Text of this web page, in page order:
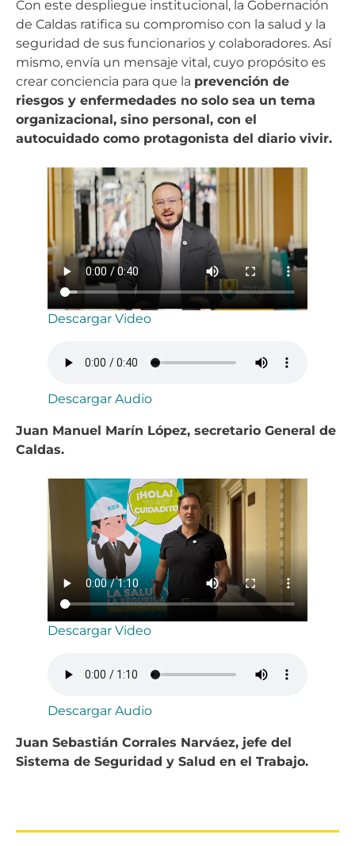
Con este despliegue institucional, la Gobernación
de Caldas ratifica su compromiso con la salud y la
seguridad de sus funcionarios y colaboradores. Así
mismo, envía un mensaje vital, cuyo propósito es
crear conciencia para que la prevención de
riesgos y enfermedades no solo sea un tema
organizacional, sino personal, con el
autocuidado como protagonista del diario vivir.
Descargar Video
Descargar Audio
Juan Manuel Marín López, secretario General de
Caldas.
Descargar Video
Descargar Audio
Juan Sebastián Corrales Narváez, jefe del
Sistema de Seguridad y Salud en el Trabajo.